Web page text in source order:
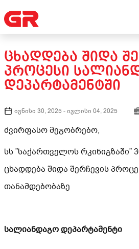
ᲪᲮᲐᲓᲓᲔᲑᲐ ᲨᲘᲓᲐ
ᲞᲠᲝᲪᲔᲡᲘ
ᲓᲔᲞᲐᲠᲢᲐᲛᲔᲜᲢᲨᲘ
ივნისი 30, 2025 -ივლისი 04, 2025
ძვირფასო მეგობრებო,
სს ”საქართველოს რკინიგზაში”
ცხადდება შიდა შერჩევის
თანამდებობაზე
სალიანდაგო დეპარტამენტი